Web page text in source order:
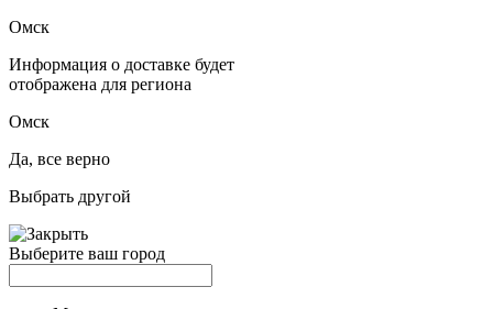
Омск
Информация о доставке будет
отображена для региона
Омск
Да, все верно
Выбрать другой
Выберите ваш город